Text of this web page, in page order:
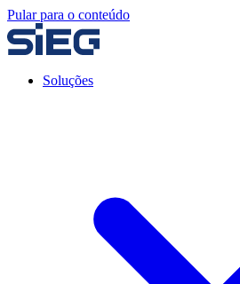
Pular para o conteúdo
Soluções